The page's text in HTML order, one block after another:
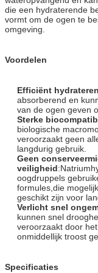
die een hydraterende
vormt om de ogen te
omgeving.
Voordelen
Efficiënt hydrateren
absorberend en
van de ogen geven
Sterke
biologische
veroorzaakt geen
langdurig gebruik.
Geen
veiligheid
oogdruppels
formules,die
geschikt zijn voor
Verlicht snel
kunnen snel
veroorzaakt door
onmiddellijk troost
Specificaties